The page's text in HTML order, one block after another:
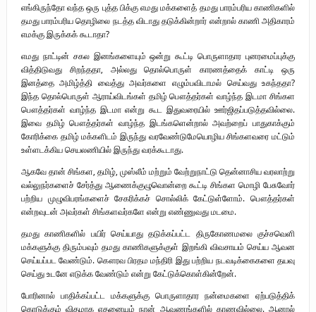
எங்கிருந்தோ வந்த ஒரு புத்த பிக்கு எமது மக்களைத் தமது பாரம்பரிய காணிகளில்
தமது பாரம்பரிய தொழிலை நடத்த விடாது தடுக்கின்றார் என்றால் காணி அதிகாரம்
எமக்கு இருக்கக் கூடாதா?
எமது நாட்டின் சகல இனங்களையும் ஒன்று கூட்டி பொருளாதார புனரமைப்புக்கு
வித்திடுவது சிறந்ததா, அல்லது தொல்பொருள் காரணத்தைக் காட்டி ஒரு
இனத்தை அமிழ்த்தி வைத்து அவர்களை எழும்பவிடாமல் செய்வது உகந்ததா?
இந்த தொல்பொருள் ஆராய்விடங்கள் தமிழ் பௌத்தர்கள் வாழ்ந்த இடமா சிங்கள
பௌத்தர்கள் வாழ்ந்த இடமா என்று கூட இதுவரையில் ஊர்ஜிதப்படுத்தவில்லை.
இவை தமிழ் பௌத்தர்கள் வாழ்ந்த இடங்களென்றால் அவற்றைப் பாதுகாக்கும்
கோரிக்கை தமிழ் மக்களிடம் இருந்து வரவேண்டுமேயொழிய சிங்களவரை மட்டும்
உள்ளடக்கிய செயலணியில் இருந்து வரக்கூடாது.
ஆகவே தான் சிங்கள, தமிழ், முஸ்லீம் மற்றும் வேற்றுநாட்டு தென்னாசிய வரலாற்று
வல்லுநர்களைச் சேர்த்து ஆணைக்குழுவொன்றை கூட்டி சிங்கள மொழி பேசுவோர்
பற்றிய முழுவிபரங்களைச் சேகரிக்கச் சொல்லிக் கேட்டுள்ளோம். பௌத்தர்கள்
என்றவுடன் அவர்கள் சிங்களவர்களே என்று எண்ணுவது மடமை.
தமது காணிகளில் பயிர் செய்யாது தடுக்கப்பட்ட திருகோணமலை குச்சவெளி
மக்களுக்கு திரும்பவும் தமது காணிகளுக்குள் இறங்கி விவசாயம் செய்ய ஆவன
செய்யப்பட வேண்டும். கௌரவ பிரதம மந்திரி இது பற்றிய நடவடிக்கைகளை தயவு
செய்து உடனே எடுக்க வேண்டும் என்று கேட்டுக்கொள்கின்றேன்.
போரினால் பாதிக்கப்பட்ட மக்களுக்கு பொருளாதார நன்மைகளை ஏற்படுத்திக்
கொடுக்கும் விதமாக எதனையும் நான் ஆவணங்களில் காணவில்லை. ஆனால்